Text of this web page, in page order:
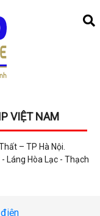
VIỆT NAM
– TP Hà Nội.
Láng Hòa Lạc - Thạch